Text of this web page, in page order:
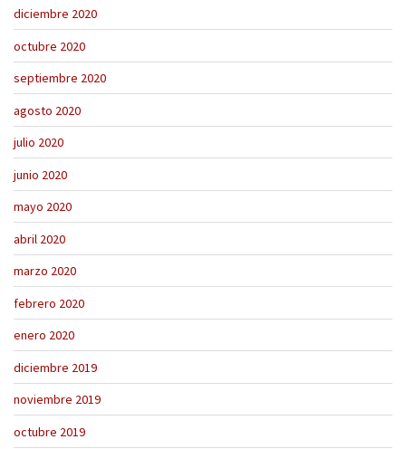
diciembre 2020
octubre 2020
septiembre 2020
agosto 2020
julio 2020
junio 2020
mayo 2020
abril 2020
marzo 2020
febrero 2020
enero 2020
diciembre 2019
noviembre 2019
octubre 2019